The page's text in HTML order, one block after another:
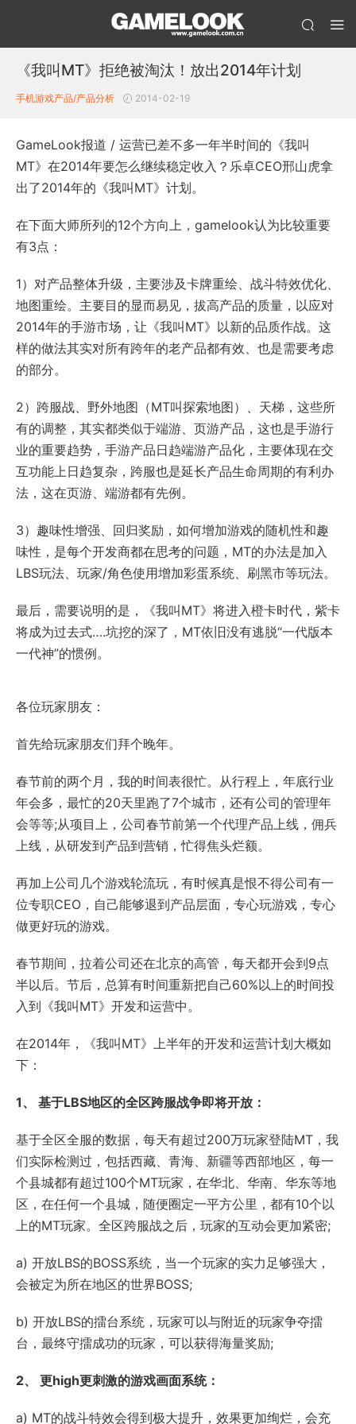
《我叫MT》拒绝被淘汰！放出2014年计划
手机游戏产品/产品分析 2014-02-19
GameLook报道 / 运营已差不多一年半时间的《我叫
MT》在2014年要怎么继续稳定收入？乐卓CEO邢山虎拿
出了2014年的《我叫MT》计划。
在下面大师所列的12个方向上，gamelook认为比较重要
有3点：
1）对产品整体升级，主要涉及卡牌重绘、战斗特效优化、
地图重绘。主要目的显而易见，拔高产品的质量，以应对
2014年的手游市场，让《我叫MT》以新的品质作战。这
样的做法其实对所有跨年的老产品都有效、也是需要考虑
的部分。
2）跨服战、野外地图（MT叫探索地图）、天梯，这些所
有的调整，其实都类似于端游、页游产品，这也是手游行
业的重要趋势，手游产品日趋端游产品化，主要体现在交
互功能上日趋复杂，跨服也是延长产品生命周期的有利办
法，这在页游、端游都有先例。
3）趣味性增强、回归奖励，如何增加游戏的随机性和趣
味性，是每个开发商都在思考的问题，MT的办法是加入
LBS玩法、玩家/角色使用增加彩蛋系统、刷黑市等玩法。
最后，需要说明的是，《我叫MT》将进入橙卡时代，紫卡
将成为过去式….坑挖的深了，MT依旧没有逃脱“一代版本
一代神”的惯例。
各位玩家朋友：
首先给玩家朋友们拜个晚年。
春节前的两个月，我的时间表很忙。从行程上，年底行业
年会多，最忙的20天里跑了7个城市，还有公司的管理年
会等等;从项目上，公司春节前第一个代理产品上线，佣兵
上线，从研发到产品到营销，忙得焦头烂额。
再加上公司几个游戏轮流玩，有时候真是恨不得公司有一
位专职CEO，自己能够退到产品层面，专心玩游戏，专心
做更好玩的游戏。
春节期间，拉着公司还在北京的高管，每天都开会到9点
半以后。节后，总算有时间重新把自己60%以上的时间投
入到《我叫MT》开发和运营中。
在2014年，《我叫MT》上半年的开发和运营计划大概如
下：
1、 基于LBS地区的全区跨服战争即将开放：
基于全区全服的数据，每天有超过200万玩家登陆MT，我
们实际检测过，包括西藏、青海、新疆等西部地区，每一
个县城都有超过100个MT玩家，在华北、华南、华东等地
区，在任何一个县城，随便圈定一平方公里，都有10个以
上的MT玩家。全区跨服战之后，玩家的互动会更加紧密;
a) 开放LBS的BOSS系统，当一个玩家的实力足够强大，
会被定为所在地区的世界BOSS;
b) 开放LBS的擂台系统，玩家可以与附近的玩家争夺擂
台，最终守擂成功的玩家，可以获得海量奖励;
2、 更high更刺激的游戏画面系统：
a) MT的战斗特效会得到极大提升，效果更加绚烂，会充